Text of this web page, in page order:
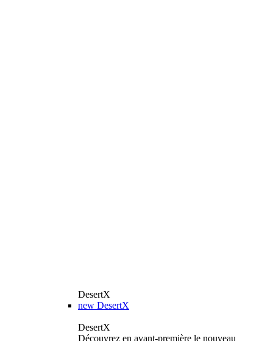
DesertX
new DesertX
DesertX
Découvrez en avant-première le nouveau